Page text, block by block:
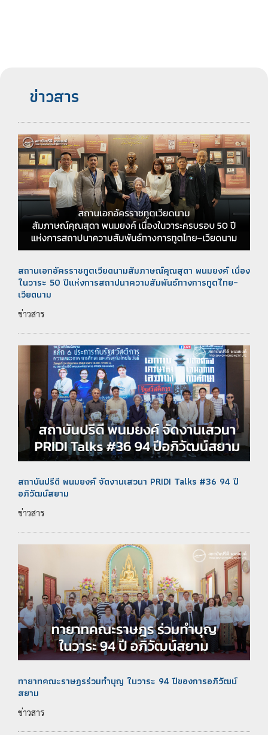
ข่าวสาร
สถานเอกอัครราชทูตเวียดนามสัมภาษณ์คุณสุดา พนมยงค์ เนื่อง
ในวาระ 50 ปีแห่งการสถาปนาความสัมพันธ์ทางการทูตไทย–
เวียดนาม
ข่าวสาร
สถาบันปรีดี พนมยงค์ จัดงานเสวนา PRIDI Talks #36 94 ปี
อภิวัฒน์สยาม
ข่าวสาร
ทายาทคณะราษฎรร่วมทำบุญ ในวาระ 94 ปีของการอภิวัฒน์
สยาม
ข่าวสาร